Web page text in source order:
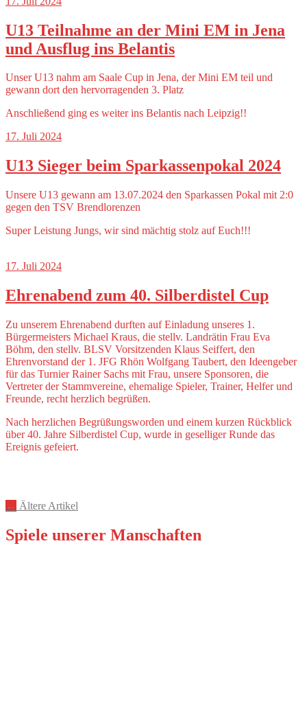
U13 Teilnahme an der Mini EM in Jena
und Ausflug ins Belantis
Unser U13 nahm am Saale Cup in Jena, der Mini EM teil und
gewann dort den hervorragenden 3. Platz
Anschließend ging es weiter ins Belantis nach Leipzig!!
17. Juli 2024
U13 Sieger beim Sparkassenpokal 2024
Unsere U13 gewann am 13.07.2024 den Sparkassen Pokal mit 2:0
gegen den TSV Brendlorenzen
Super Leistung Jungs, wir sind mächtig stolz auf Euch!!!
17. Juli 2024
Ehrenabend zum 40. Silberdistel Cup
Zu unserem Ehrenabend durften auf Einladung unseres 1.
Bürgermeisters Michael Kraus, die stellv. Landrätin Frau Eva
Böhm, den stellv. BLSV Vorsitzenden Klaus Seiffert, den
Ehrenvorstand der 1. JFG Rhön Wolfgang Taubert, den Ideengeber
für das Turnier Rainer Sachs mit Frau, unsere Sponsoren, die
Vertreter der Stammvereine, ehemalige Spieler, Trainer, Helfer und
Freunde, recht herzlich begrüßen.
Nach herzlichen Begrüßungsworden und einem kurzen Rückblick
über 40. Jahre Silberdistel Cup, wurde in geselliger Runde das
Ereignis gefeiert.
Beitragsnavigation
← Ältere Artikel
Spiele unserer Manschaften